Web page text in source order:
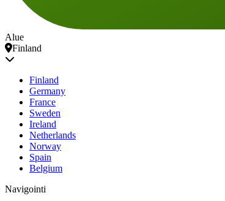
Alue
Finland
Finland
Germany
France
Sweden
Ireland
Netherlands
Norway
Spain
Belgium
Navigointi